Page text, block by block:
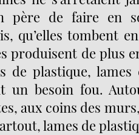
père de faire en
qu’elles tombent
produisent de plus
de plastique,
un besoin fou.
aux coins des
lames de